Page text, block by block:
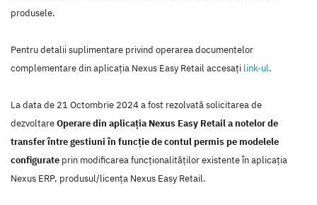
produsele.
Pentru detalii suplimentare privind operarea documentelor
complementare din aplicația Nexus Easy Retail accesați link-ul.
La data de 21 Octombrie 2024 a fost rezolvată solicitarea de
dezvoltareOperare din aplicația Nexus Easy Retail a notelor de
transfer între gestiuni în funcție de contul permis pe modelele
configurate prin modificarea funcţionalităţilor existente în aplicaţia
Nexus ERP, produsul/licenţa Nexus Easy Retail.